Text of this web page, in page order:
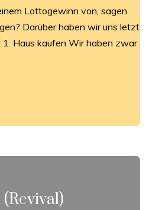
Lottogewinn von, sagen
Darüber haben wir uns letzt
Haus kaufen Wir haben zwar